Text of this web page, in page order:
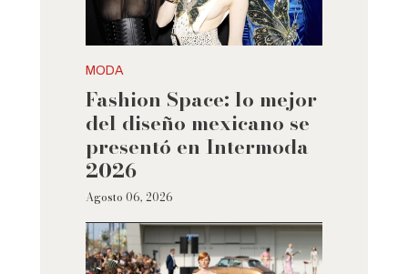
MODA
Fashion Space: lo mejor
del diseño mexicano se
presentó en Intermoda
2026
Agosto 06, 2026